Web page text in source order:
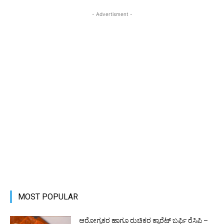
- Advertisment -
MOST POPULAR
ಆರೋಗ್ಯಕರ ಹಾಗೂ ರುಚಿಕರ ಕ್ಯಾರೆಟ್ ಬರ್ಫಿ ರೆಸಿಪಿ –